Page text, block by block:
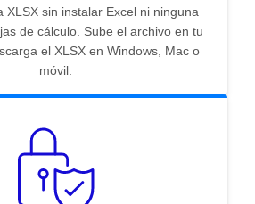
XLSX sin instalar Excel ni ninguna
de cálculo. Sube el archivo en tu
el XLSX en Windows, Mac o
móvil.